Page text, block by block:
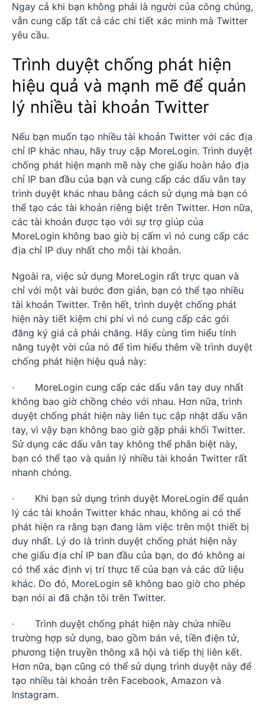
Ngay cả khi bạn không phải là người của công chúng,
vẫn cung cấp tất cả các chi tiết xác minh mà Twitter
yêu cầu.
Trình duyệt chống phát hiện
hiệu quả và mạnh mẽ để quản
lý nhiều tài khoản Twitter
Nếu bạn muốn tạo nhiều tài khoản Twitter với các địa
chỉ IP khác nhau, hãy truy cập MoreLogin. Trình duyệt
chống phát hiện mạnh mẽ này che giấu hoàn hảo địa
chỉ IP ban đầu của bạn và cung cấp các dấu vân tay
trình duyệt khác nhau bằng cách sử dụng mà bạn có
thể tạo các tài khoản riêng biệt trên Twitter. Hơn nữa,
các tài khoản được tạo với sự trợ giúp của
MoreLogin không bao giờ bị cấm vì nó cung cấp các
địa chỉ IP duy nhất cho mỗi tài khoản.
Ngoài ra, việc sử dụng MoreLogin rất trực quan và
chỉ với một vài bước đơn giản, bạn có thể tạo nhiều
tài khoản Twitter. Trên hết, trình duyệt chống phát
hiện này tiết kiệm chi phí vì nó cung cấp các gói
đăng ký giá cả phải chăng. Hãy cùng tìm hiểu tính
năng tuyệt vời của nó để tìm hiểu thêm về trình duyệt
chống phát hiện hiệu quả này:
· MoreLogin cung cấp các dấu vân tay duy nhất
không bao giờ chồng chéo với nhau. Hơn nữa, trình
duyệt chống phát hiện này liên tục cập nhật dấu vân
tay, vì vậy bạn không bao giờ gặp phải khối Twitter.
Sử dụng các dấu vân tay không thể phân biệt này,
bạn có thể tạo và quản lý nhiều tài khoản Twitter rất
nhanh chóng.
· Khi bạn sử dụng trình duyệt MoreLogin để quản
lý các tài khoản Twitter khác nhau, không ai có thể
phát hiện ra rằng bạn đang làm việc trên một thiết bị
duy nhất. Lý do là trình duyệt chống phát hiện này
che giấu địa chỉ IP ban đầu của bạn, do đó không ai
có thể xác định vị trí thực tế của bạn và các dữ liệu
khác. Do đó, MoreLogin sẽ không bao giờ cho phép
bạn nói ai đã chặn tôi trên Twitter.
· Trình duyệt chống phát hiện này chứa nhiều
trường hợp sử dụng, bao gồm bán vé, tiền điện tử,
phương tiện truyền thông xã hội và tiếp thị liên kết.
Hơn nữa, bạn cũng có thể sử dụng trình duyệt này để
tạo nhiều tài khoản trên Facebook, Amazon và
Instagram.